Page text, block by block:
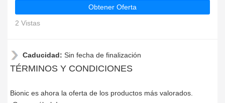
Obtener Oferta
2 Vistas
Caducidad: Sin fecha de finalización
TÉRMINOS Y CONDICIONES
Bionic es ahora la oferta de los productos más valorados.